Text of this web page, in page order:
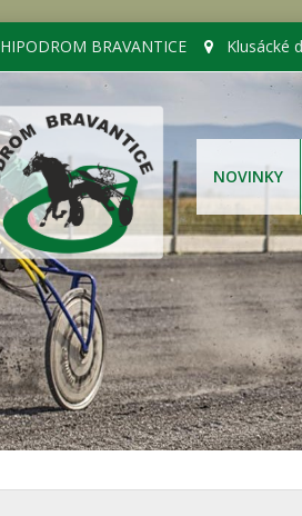
HIPODROM BRAVANTICE Klusácké
NOVINKY